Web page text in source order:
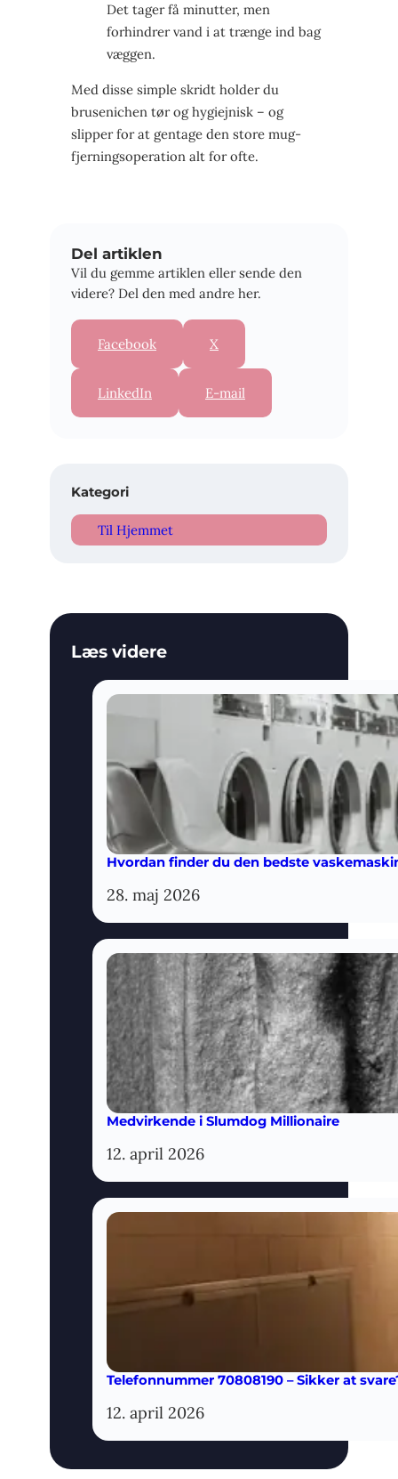
Det tager få minutter, men
forhindrer vand i at trænge ind bag
væggen.
Med disse simple skridt holder du
brusenichen tør og hygiejnisk – og
slipper for at gentage den store mug­
fjernings­operation alt for ofte.
Del artiklen
Vil du gemme artiklen eller sende den
videre? Del den med andre her.
Facebook X
LinkedIn E-mail
Kategori
Til Hjemmet
Læs videre
Hvordan finder du den bedste
28. maj 2026
Medvirkende i Slumdog Millionaire
12. april 2026
Telefonnummer 70808190 – Sikker at
12. april 2026